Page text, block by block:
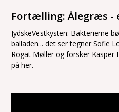
Fortælling: Ålegræs -
JydskeVestkysten: Bakterierne
balladen... det ser tegner Sofie
Rogat Møller og forsker
på her.